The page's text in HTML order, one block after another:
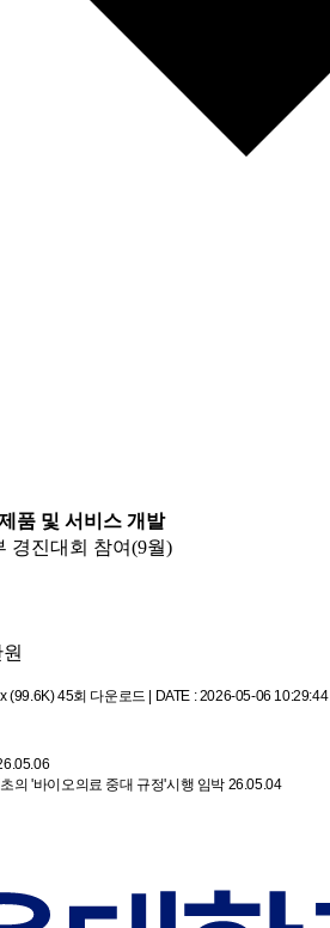
품 및 서비스 개발
경진대회 참여(9월)
(99.6K)45회 다운로드 | DATE : 2026-05-06 10:29:44
의 '바이오의료 중대 규정'시행 임박 26.05.04